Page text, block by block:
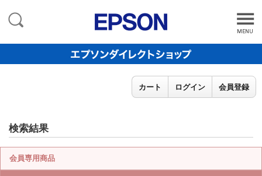
MENU
カート ログイン 会員登録
検索結果
会員専用商品